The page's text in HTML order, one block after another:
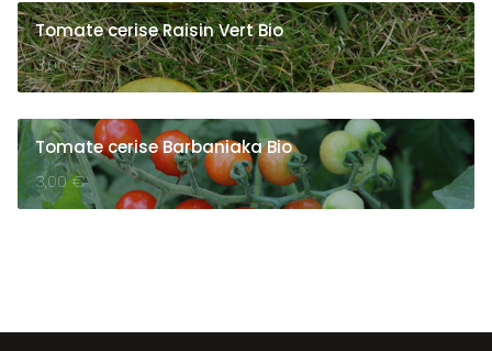
Tomate cerise Raisin Vert Bio
3,00€
Tomate cerise Barbaniaka Bio
3,00€